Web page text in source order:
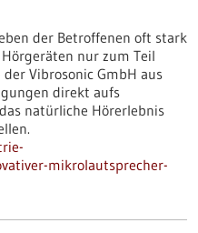
der Betroffenen oft stark
nur zum Teil
Vibrosonic GmbH aus
direkt aufs
natürliche Hörerlebnis
mikrolautsprecher-